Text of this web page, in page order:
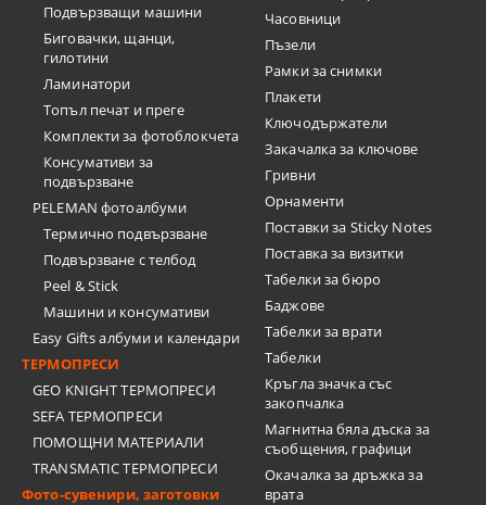
Подвързващи машини
Биговачки, щанци,
гилотини
Ламинатори
Топъл печат и преге
Комплекти за фотоблокчета
Консумативи за
подвързване
PELEMAN фотоалбуми
Термично подвързване
Подвързване с телбод
Peel & Stick
Машини и консумативи
Easy Gifts албуми и календари
ТЕРМОПРЕСИ
GEO KNIGHT ТЕРМОПРЕСИ
SEFA ТЕРМОПРЕСИ
ПОМОЩНИ МАТЕРИАЛИ
TRANSMATIC ТЕРМОПРЕСИ
Фото-сувенири, заготовки
Часовници
Пъзели
Рамки за снимки
Плакети
Ключодържатели
Закачалка за ключове
Гривни
Орнаменти
Поставки за Sticky Notes
Поставка за визитки
Tабелки за бюро
Баджове
Табелки за врати
Табелки
Кръгла значка със
закопчалка
Магнитна бяла дъска за
съобщения, графици
Окачалка за дръжка за
врата